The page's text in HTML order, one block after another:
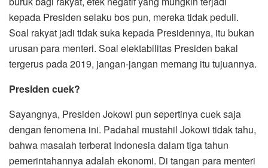
kepada Presiden selaku bos pun, mereka tidak peduli.
Soal rakyat jadi tidak suka kepada Presidennya, itu bukan
urusan para menteri. Soal elektabilitas Presiden bakal
tergerus pada 2019, jangan-jangan memang itu tujuannya.
Presiden cuek?
Sayangnya, Presiden Jokowi pun sepertinya cuek saja
dengan fenomena ini. Padahal mustahil Jokowi tidak tahu,
bahwa masalah terberat Indonesia dalam tiga tahun
pemerintahannya adalah ekonomi. Di tangan para menteri